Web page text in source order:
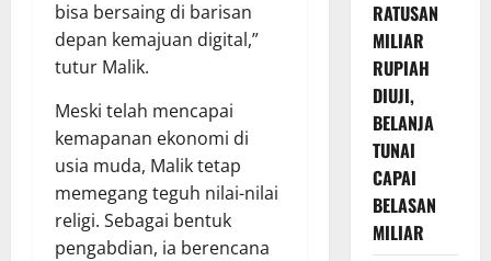
bisa bersaing di barisan
depan kemajuan digital,”
tutur Malik.
Meski telah mencapai
kemapanan ekonomi di
usia muda, Malik tetap
memegang teguh nilai-nilai
religi. Sebagai bentuk
pengabdian, ia berencana
RATUSAN
MILIAR
RUPIAH
DIUJI,
BELANJA
TUNAI
CAPAI
BELASAN
MILIAR